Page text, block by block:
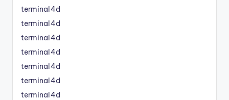
terminal4d
terminal4d
terminal4d
terminal4d
terminal4d
terminal4d
terminal4d